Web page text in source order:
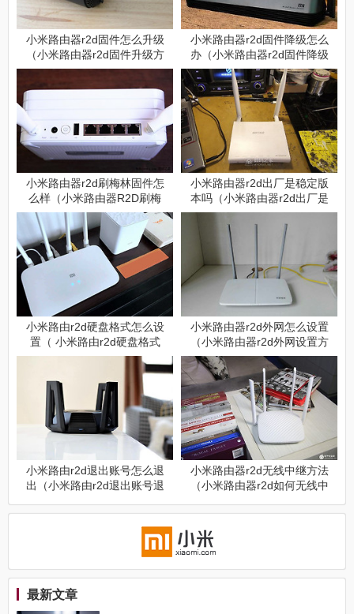
小米路由器r2d固件怎么升级
（小米路由器r2d固件升级方
法）
小米路由器r2d固件降级怎么
办（小米路由器r2d固件降级
解决方法）
小米路由器r2d刷梅林固件怎
么样（小米路由器R2D刷梅
林固件有哪些优势）
小米路由器r2d出厂是稳定版
本吗（小米路由器r2d出厂是
不是稳定版本）
小米路由r2d硬盘格式怎么设
置（ 小米路由r2d硬盘格式
设置方法）
小米路由器r2d外网怎么设置
（小米路由器r2d外网设置方
法）
小米路由r2d退出账号怎么退
出（小米路由r2d退出账号退
小米路由器r2d无线中继方法
（小米路由器r2d如何无线中
最新文章